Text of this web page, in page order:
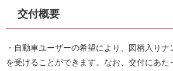
交付概要
・自動車ユーザーの希望により、図柄入り
を受けることができます。なお、交付にあ